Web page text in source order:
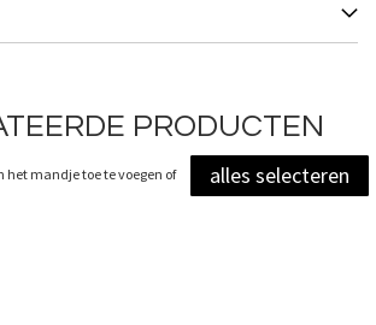
PRODUCTEN
het mandje toe te voegen of alles selecteren